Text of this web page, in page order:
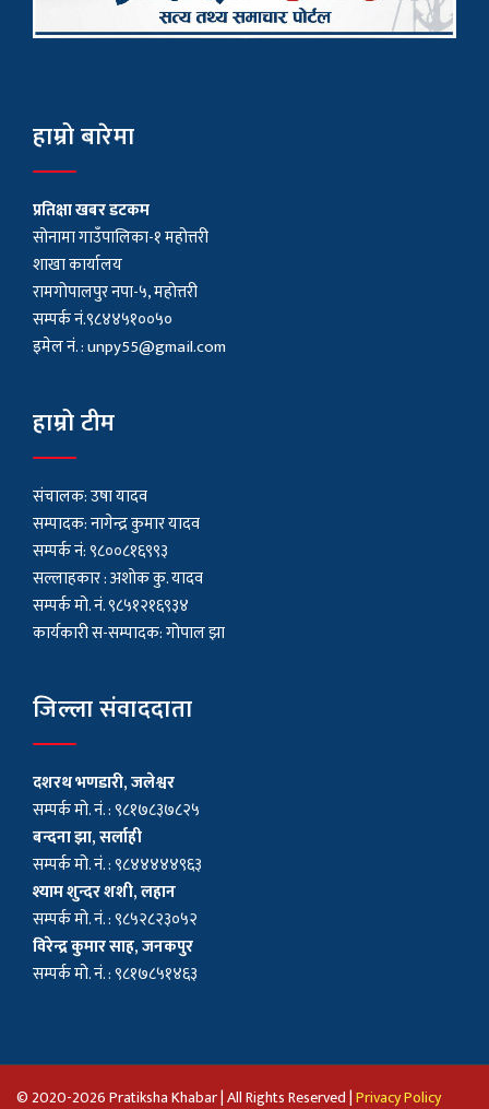
हाम्रो बारेमा
प्रतिक्षा खबर डटकम
सोनामा गाउँपालिका-१ महोत्तरी
शाखा कार्यालय
रामगोपालपुर नपा-५, महोत्तरी
सम्पर्क नं.९८४४५१००५०
इमेल नं. :unpy55@gmail.com
हाम्रो टीम
संचालक: उषा यादव
सम्पादक: नागेन्द्र कुमार यादव
सम्पर्क नं: ९८००८१६९९३
सल्लाहकार : अशाेक कु. यादव
सम्पर्क मो. नं. ९८५१२१६९३४
कार्यकारी स-सम्पादक: गोपाल झा
जिल्ला संवाददाता
दशरथ भणडारी, जलेश्वर
सम्पर्क मो. नं. : ९८१७८३७८२५
बन्दना झा, सर्लाही
सम्पर्क मो. नं. : ९८४४४४४९६३
श्याम शुन्दर शशी, लहान
सम्पर्क मो. नं. : ९८५२८२३०५२
विरेन्द्र कुमार साह, जनकपुर
सम्पर्क मो. नं. : ९८१७८५१४६३
© 2020-2026 Pratiksha Khabar | All Rights Reserved |Privacy Policy